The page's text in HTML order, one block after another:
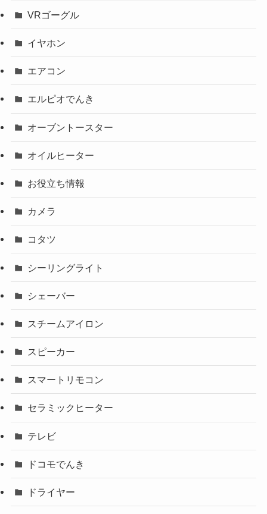
VRゴーグル
イヤホン
エアコン
エルピオでんき
オーブントースター
オイルヒーター
お役立ち情報
カメラ
コタツ
シーリングライト
シェーバー
スチームアイロン
スピーカー
スマートリモコン
セラミックヒーター
テレビ
ドコモでんき
ドライヤー